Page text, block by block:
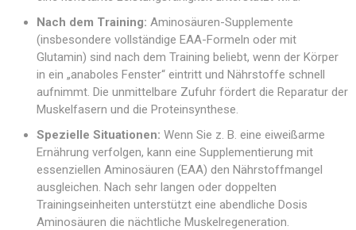
Nach dem Training: Aminosäuren-Supplemente
(insbesondere vollständige EAA-Formeln oder mit
Glutamin) sind nach dem Training beliebt, wenn der Körper
in ein „anaboles Fenster“ eintritt und Nährstoffe schnell
aufnimmt. Die unmittelbare Zufuhr fördert die Reparatur der
Muskelfasern und die Proteinsynthese.
Spezielle Situationen: Wenn Sie z. B. eine eiweißarme
Ernährung verfolgen, kann eine Supplementierung mit
essenziellen Aminosäuren (EAA) den Nährstoffmangel
ausgleichen. Nach sehr langen oder doppelten
Trainingseinheiten unterstützt eine abendliche Dosis
Aminosäuren die nächtliche Muskelregeneration.